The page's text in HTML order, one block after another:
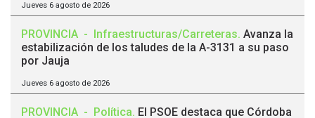
Jueves 6 agosto de 2026
PROVINCIA - Infraestructuras/Carreteras. Avanza la
estabilización de los taludes de la A-3131 a su paso
por Jauja
Jueves 6 agosto de 2026
PROVINCIA - Política. El PSOE destaca que Córdoba